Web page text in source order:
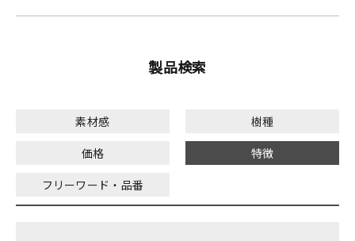
製品検索
素材感
樹種
価格
特徴
フリーワード・品番